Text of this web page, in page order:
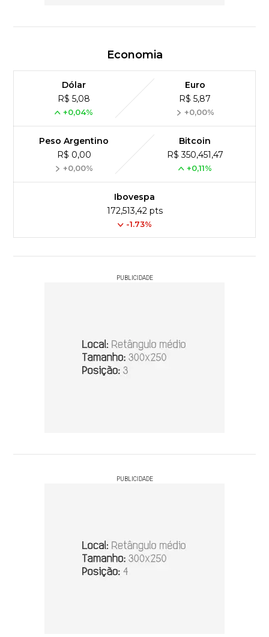
Economia
Dólar
R$ 5,08
+0,04%
Euro
R$ 5,87
+0,00%
Peso Argentino
R$ 0,00
+0,00%
Bitcoin
R$ 350,451,47
+0,11%
Ibovespa
172,513,42 pts
-1.73%
PUBLICIDADE
PUBLICIDADE